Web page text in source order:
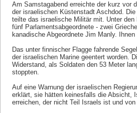
Am Samstagabend erreichte der kurz vor
der israelischen Küstenstadt Aschdod.
teilte das israelische Militär mit. Unter
fünf Parlamentsabgeordnete - zwei
kanadische Abgeordnete Jim Manly.
Das unter finnischer Flagge fahrende
der israelischen Marine geentert worden.
Widerstand, als Soldaten den 53 Meter
stoppten.
Auf eine Warnung der israelischen
erklärt, sie hätten keinesfalls die Absicht,
erreichen, der nicht Teil Israels ist und